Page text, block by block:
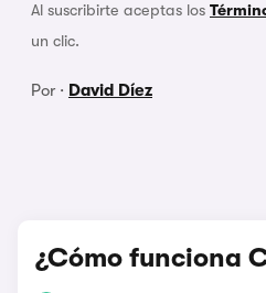
Al suscribirte aceptas los
un clic.
Por · David Díez
¿Cómo funciona